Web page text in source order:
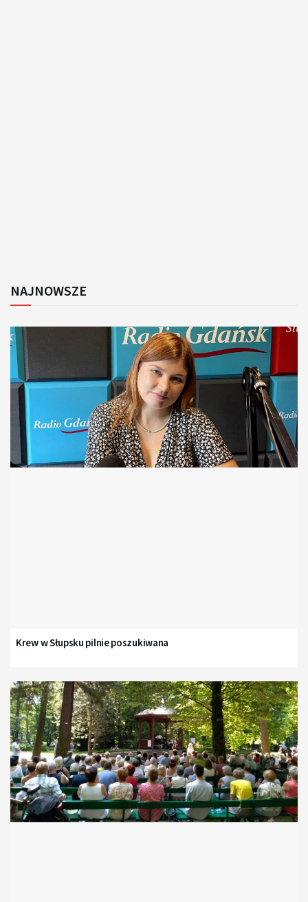
NAJNOWSZE
Krew w Słupsku pilnie poszukiwana